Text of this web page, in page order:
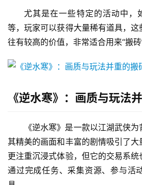
尤其是在一些特定的活动中，
等，玩家可以获得大量稀有道具，
往有较高的价值，非常适合用来“搬砖”
《逆水寒》：画质与玩法
《逆水寒》是一款以江湖武侠为
其精美的画面和丰富的剧情吸引了
更注重沉浸式体验，但它的交易系
通过完成任务、采集资源、参与活